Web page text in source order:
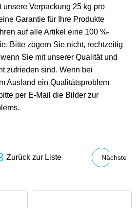
unsere Verpackung 25 kg pro
Garantie für Ihre Produkte
auf alle Artikel eine 100 %-
Bitte zögern Sie nicht, rechtzeitig
Sie mit unserer Qualität und
zufrieden sind. Wenn bei
Ausland ein Qualitätsproblem
per E-Mail die Bilder zur
Zurück zur Liste Nächste